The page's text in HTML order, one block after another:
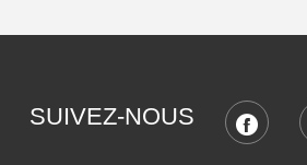
SUIVEZ-NOUS